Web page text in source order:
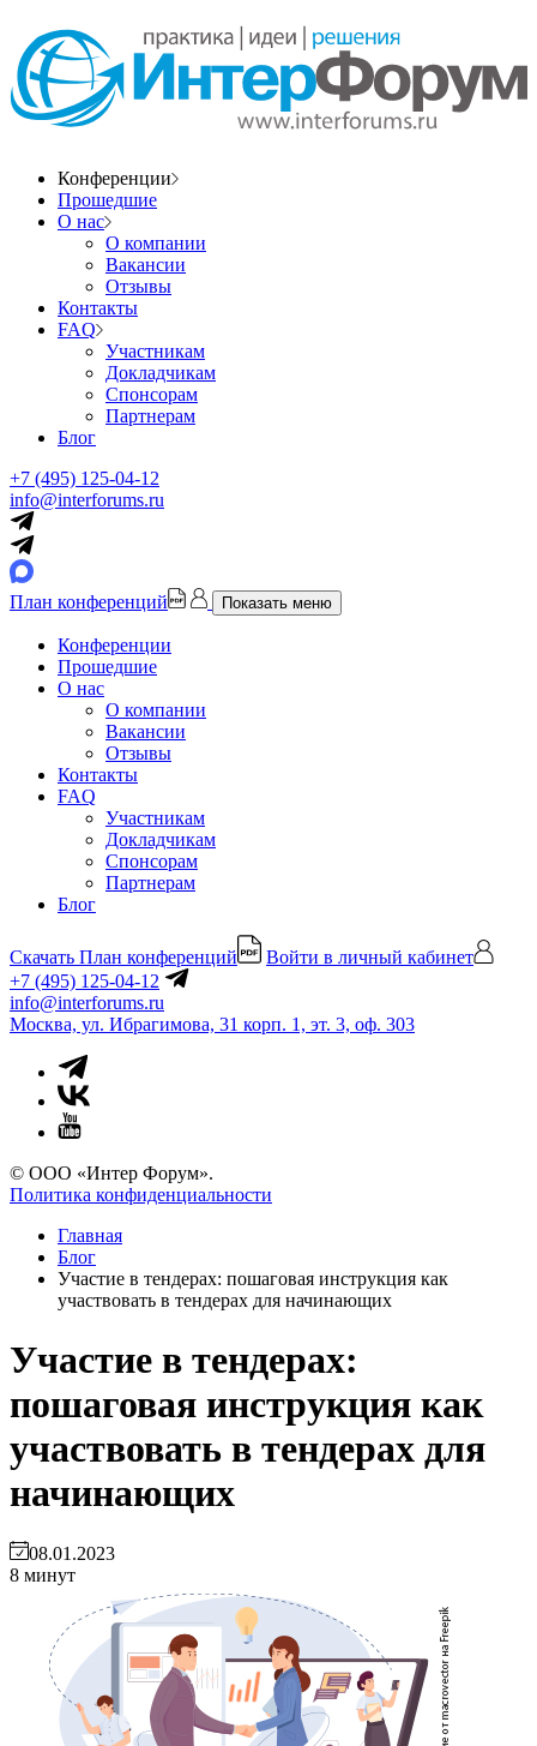
Конференции
Прошедшие
О нас
О компании
Вакансии
Отзывы
Контакты
FAQ
Участникам
Докладчикам
Спонсорам
Партнерам
Блог
+7 (495) 125-04-12
info@interforums.ru
План конференций Показать меню
Конференции
Прошедшие
О нас
О компании
Вакансии
Отзывы
Контакты
FAQ
Участникам
Докладчикам
Спонсорам
Партнерам
Блог
Скачать План конференций
Войти в личный кабинет
+7 (495) 125-04-12
info@interforums.ru
Москва, ул. Ибрагимова, 31 корп. 1, эт. 3, оф. 303
© ООО «Интер Форум».
Политика конфиденциальности
Главная
Блог
Участие в тендерах: пошаговая инструкция как
участвовать в тендерах для начинающих
Участие в тендерах:
пошаговая инструкция как
участвовать в тендерах для
начинающих
08.01.2023
8 минут